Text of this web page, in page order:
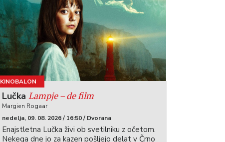
KINOBALON
Lučka Lampje – de film
Margien Rogaar
nedelja, 09. 08. 2026 / 16:50 / Dvorana
Enajstletna Lučka živi ob svetilniku z očetom.
Nekega dne jo za kazen pošljejo delat v Črno